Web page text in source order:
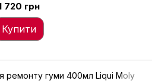
720 грн
Купити